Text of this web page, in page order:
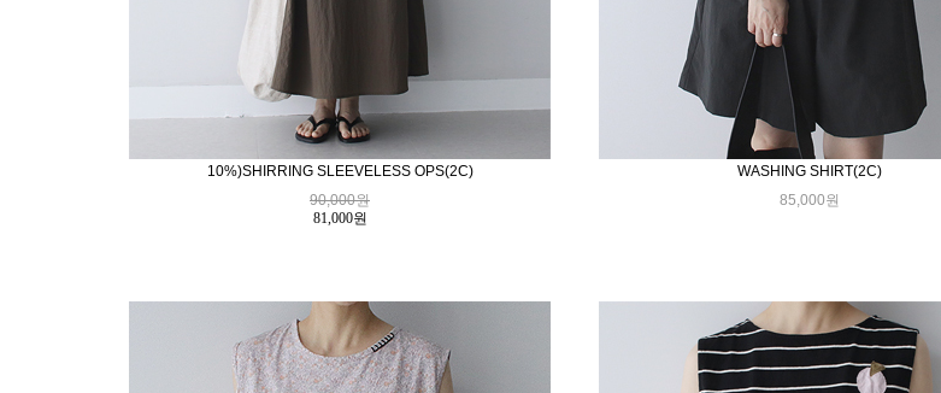
10%)SHIRRING SLEEVELESS OPS(2C)
90,000원
81,000원
WASHING SHIRT(2C)
85,000원